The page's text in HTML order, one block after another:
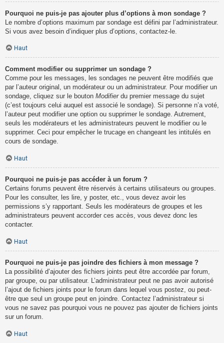
Pourquoi ne puis-je pas ajouter plus d’options à mon sondage ?
Le nombre d’options maximum par sondage est défini par l’administrateur.
Si vous avez besoin d’indiquer plus d’options, contactez-le.
Haut
Comment modifier ou supprimer un sondage ?
Comme pour les messages, les sondages ne peuvent être modifiés que
par l’auteur original, un modérateur ou un administrateur. Pour modifier un
sondage, cliquez sur le bouton Modifierdu premier message du sujet
(c’est toujours celui auquel est associé le sondage). Si personne n’a voté,
l’auteur peut modifier une option ou supprimer le sondage. Autrement,
seuls les modérateurs et les administrateurs peuvent le modifier ou le
supprimer. Ceci pour empêcher le trucage en changeant les intitulés en
cours de sondage.
Haut
Pourquoi ne puis-je pas accéder à un forum ?
Certains forums peuvent être réservés à certains utilisateurs ou groupes.
Pour les consulter, les lire, y poster, etc., vous devez avoir les
permissions s’y rapportant. Seuls les modérateurs de groupes et les
administrateurs peuvent accorder ces accès, vous devez donc les
contacter.
Haut
Pourquoi ne puis-je pas joindre des fichiers à mon message ?
La possibilité d’ajouter des fichiers joints peut être accordée par forum,
par groupe, ou par utilisateur. L’administrateur peut ne pas avoir autorisé
l’ajout de fichiers joints pour le forum dans lequel vous postez, ou peut-
être que seul un groupe peut en joindre. Contactez l’administrateur si
vous ne savez pas pourquoi vous ne pouvez pas ajouter de fichiers joints
sur un forum.
Haut